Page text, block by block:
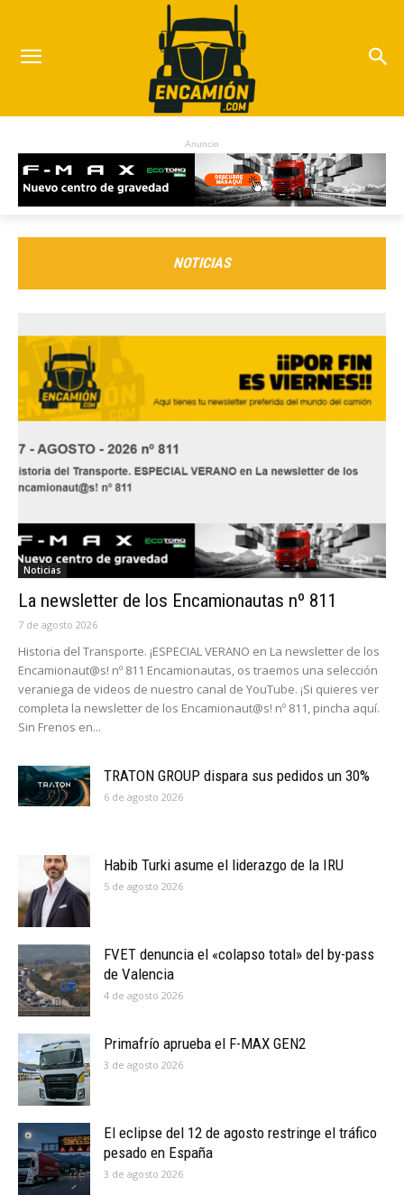
Anuncio
NOTICIAS
Noticias
La newsletter de los Encamionautas nº 811
7 de agosto 2026
Historia del Transporte. ¡ESPECIAL VERANO en La newsletter de los
Encamionaut@s! nº 811 Encamionautas, os traemos una selección
veraniega de videos de nuestro canal de YouTube. ¡Si quieres ver
completa la newsletter de los Encamionaut@s! nº 811, pincha aquí.
Sin Frenos en...
TRATON GROUP dispara sus pedidos un 30%
6 de agosto 2026
Habib Turki asume el liderazgo de la IRU
5 de agosto 2026
FVET denuncia el «colapso total» del by-pass
de Valencia
4 de agosto 2026
Primafrío aprueba el F-MAX GEN2
3 de agosto 2026
El eclipse del 12 de agosto restringe el tráfico
pesado en España
3 de agosto 2026